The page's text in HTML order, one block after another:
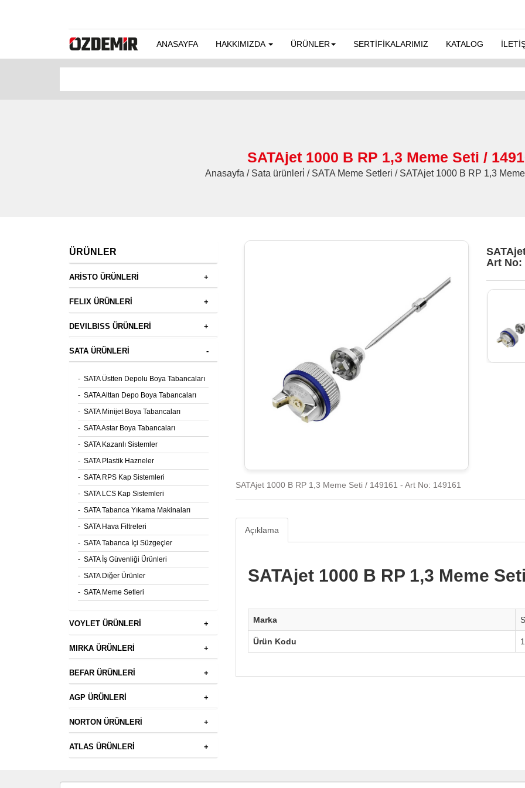
ANASAYFA HAKKIMIZDA ÜRÜNLER SERTİFİKALARIMIZ KATALOG
SATAjet 1000 B RP 1,3 Meme Seti /
Anasayfa / Sata ürünleri̇ / SATA Meme Setleri / SATAjet 1000 B RP 1,3
ÜRÜNLER
+
ARİSTO ÜRÜNLERİ
+
FELIX ÜRÜNLERİ
+
DEVILBISS ÜRÜNLERİ
-
SATA ÜRÜNLERİ
- SATA Üstten Depolu Boya Tabancaları
- SATA Alttan Depo Boya Tabancaları
- SATA Minijet Boya Tabancaları
- SATA Astar Boya Tabancaları
- SATA Kazanlı Sistemler
- SATA Plastik Hazneler
- SATA RPS Kap Sistemleri
- SATA LCS Kap Sistemleri
- SATA Tabanca Yıkama Makinaları
- SATA Hava Filtreleri
- SATA Tabanca İçi Süzgeçler
- SATA İş Güvenliği Ürünleri
- SATA Diğer Ürünler
- SATA Meme Setleri
+
VOYLET ÜRÜNLERİ
+
MIRKA ÜRÜNLERİ
+
BEFAR ÜRÜNLERİ
+
AGP ÜRÜNLERİ
+
NORTON ÜRÜNLERİ
+
ATLAS ÜRÜNLERİ
Art No:
SATAjet 1000 B RP 1,3 Meme Seti / 149161 - Art No: 149161
Açıklama
SATAjet 1000 B RP 1,3 Meme
Marka
Ürün Kodu